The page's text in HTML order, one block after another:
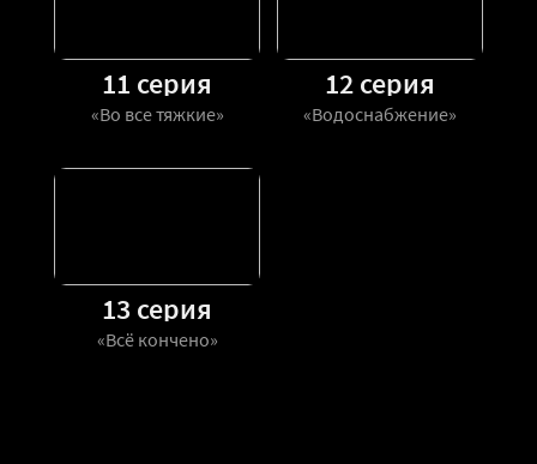
11 серия
«Во все тяжкие»
12 серия
«Водоснабжение»
13 серия
«Всё кончено»